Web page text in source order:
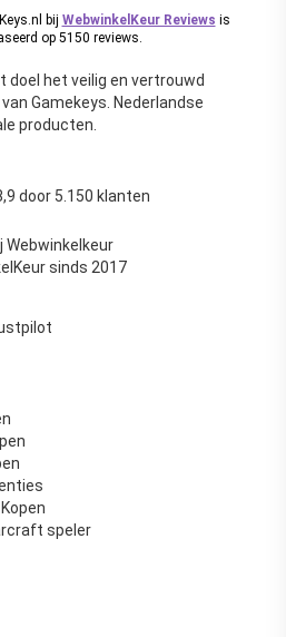
bij WebwinkelKeur Reviews is
op 5150 reviews.
doel het veilig en vertrouwd
Gamekeys. Nederlandse
producten.
door 5.150 klanten
Webwinkelkeur
sinds 2017
speler